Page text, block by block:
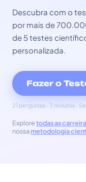
Descubra com o
por mais de
de 5 testes
personalizada.
Fazer o
21 perguntas · 3 minutos ·
Exploretodas as
nossa metodologia